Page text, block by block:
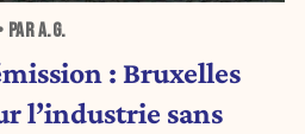
A.G.
: Bruxelles
l’industrie sans